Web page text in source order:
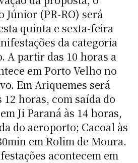
Júnior (PR-RO) será
quinta e sexta-feira
da categoria
A partir das 10 horas a
em Porto Velho no
Em Ariquemes será
12 horas, com saída do
Ji Paraná às 14 horas,
do aeroporto; Cacoal às
em Rolim de Moura.
acontecem em